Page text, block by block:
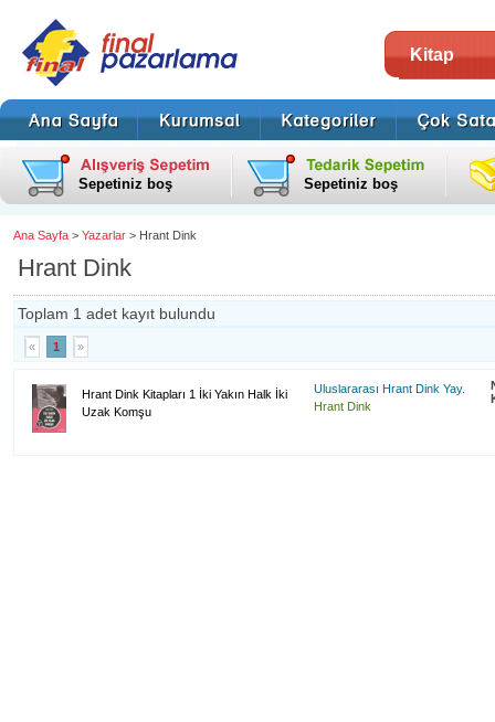
Kitap
Sepetiniz boş Sepetiniz boş
Ana Sayfa > Yazarlar > Hrant Dink
Hrant Dink
Toplam 1 adet kayıt bulundu
« 1 »
Hrant Dink Kitapları 1 İki Yakın Halk İki
Uzak Komşu
Uluslararası Hrant Dink Yay.
Hrant Dink